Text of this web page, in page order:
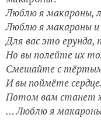
Люблю я макароны,
Люблю я макароны
Для вас это ерунда,
Но вы полейте их
Смешайте с тёртым
И вы поймёте
Потом вам станет
… Люблю я